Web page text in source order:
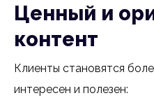
Ценный и
контент
Клиенты становятся
интересен и полезен: